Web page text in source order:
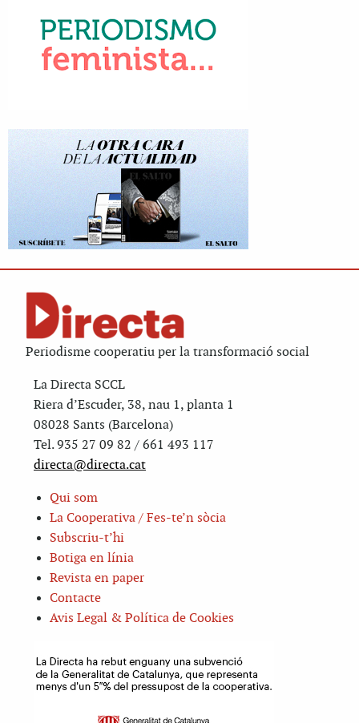
Periodisme cooperatiu per la transformació social
La Directa SCCL
Riera d’Escuder, 38, nau 1, planta 1
08028 Sants (Barcelona)
Tel. 935 27 09 82 / 661 493 117
directa@directa.cat
Qui som
La Cooperativa / Fes-te’n sòcia
Subscriu-t’hi
Botiga en línia
Revista en paper
Contacte
Avis Legal & Política de Cookies